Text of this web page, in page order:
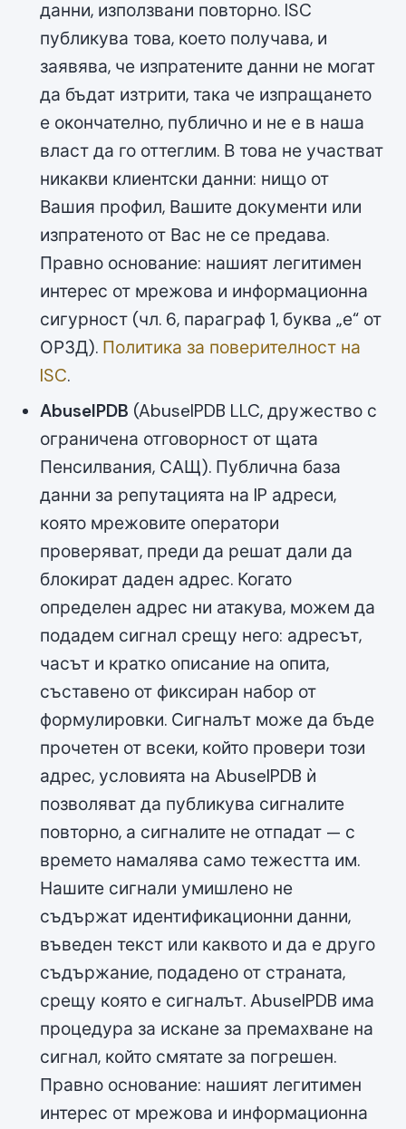
данни, използвани повторно. ISC
публикува това, което получава, и
заявява, че изпратените данни не могат
да бъдат изтрити, така че изпращането
е окончателно, публично и не е в наша
власт да го оттеглим. В това не участват
никакви клиентски данни: нищо от
Вашия профил, Вашите документи или
изпратеното от Вас не се предава.
Правно основание: нашият легитимен
интерес от мрежова и информационна
сигурност (чл. 6, параграф 1, буква „е“ от
ОРЗД). Политика за поверителност на
ISC.
AbuseIPDB (AbuseIPDB LLC, дружество с
ограничена отговорност от щата
Пенсилвания, САЩ). Публична база
данни за репутацията на IP адреси,
която мрежовите оператори
проверяват, преди да решат дали да
блокират даден адрес. Когато
определен адрес ни атакува, можем да
подадем сигнал срещу него: адресът,
часът и кратко описание на опита,
съставено от фиксиран набор от
формулировки. Сигналът може да бъде
прочетен от всеки, който провери този
адрес, условията на AbuseIPDB ѝ
позволяват да публикува сигналите
повторно, а сигналите не отпадат — с
времето намалява само тежестта им.
Нашите сигнали умишлено не
съдържат идентификационни данни,
въведен текст или каквото и да е друго
съдържание, подадено от страната,
срещу която е сигналът. AbuseIPDB има
процедура за искане за премахване на
сигнал, който смятате за погрешен.
Правно основание: нашият легитимен
интерес от мрежова и информационна